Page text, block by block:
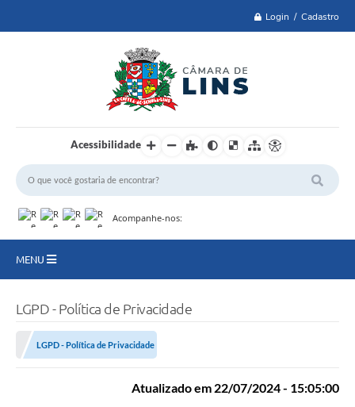
Login / Cadastro
Acessibilidade
Acompanhe-nos:
MENU
A Nossa Cidade
LGPD - Política de Privacidade
LGPD - Política de Privacidade
Atualizado em 22/07/2024 - 15:05:00